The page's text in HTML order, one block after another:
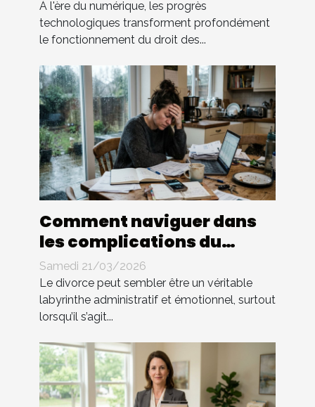
des contrats ?
À l'ère du numérique, les progrès
technologiques transforment profondément
le fonctionnement du droit des...
Comment naviguer dans
les complications du
divorce sans avocat ?
Samedi 21/03/2026
Le divorce peut sembler être un véritable
labyrinthe administratif et émotionnel, surtout
lorsqu’il s’agit...